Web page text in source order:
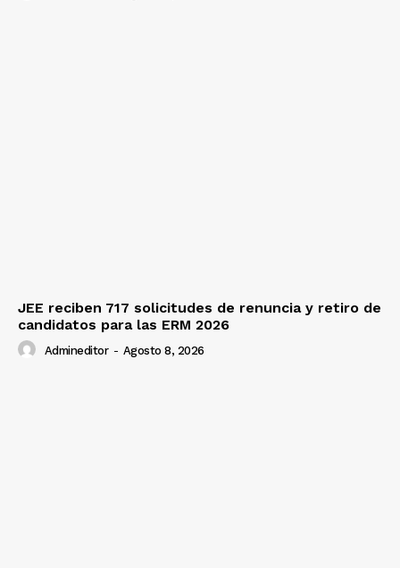
JEE reciben 717 solicitudes de renuncia y retiro de
candidatos para las ERM 2026
Admineditor - Agosto 8, 2026